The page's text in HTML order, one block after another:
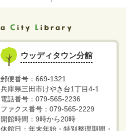
ウッディタウン分館
郵便番号：669-1321
兵庫県三田市けやき台1丁目4-1
電話番号：079-565-2236
ファクス番号：079-565-2229
開館時間：9時から20時
休館日：年末年始・特別整理期間・